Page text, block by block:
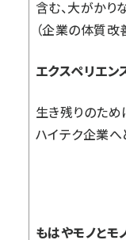
含む、大がかり
（企業の体質改
エクスペリエン
生き残りのた
ハイテク企業
もはやモノと